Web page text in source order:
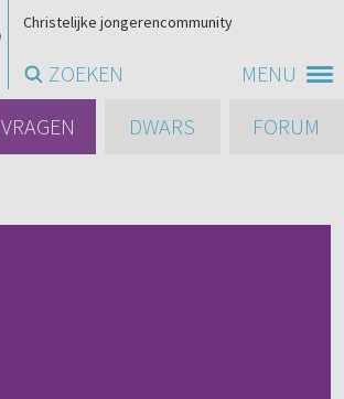
MENU
Christelijke jongerencommunity
ZOEKEN
VRAGEN DWARS FORUM